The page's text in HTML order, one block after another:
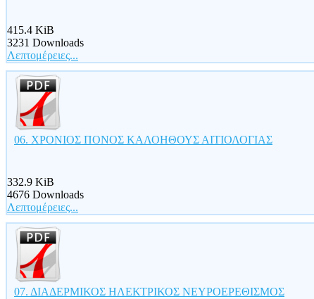
415.4 KiB
3231 Downloads
Λεπτομέρειες...
06. ΧΡΟΝΙΟΣ ΠΟΝΟΣ ΚΑΛΟΗΘΟΥΣ ΑΙΤΙΟΛΟΓΙΑΣ
332.9 KiB
4676 Downloads
Λεπτομέρειες...
07. ΔΙΑΔΕΡΜΙΚΟΣ ΗΛΕΚΤΡΙΚΟΣ ΝΕΥΡΟΕΡΕΘΙΣΜΟΣ